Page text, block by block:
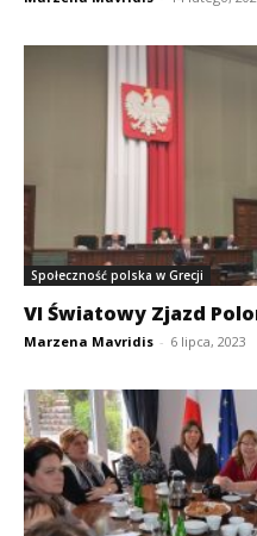
Społeczność polska w Grecji
VI Światowy Zjazd
Marzena Mavridis - 6 lipca, 2023